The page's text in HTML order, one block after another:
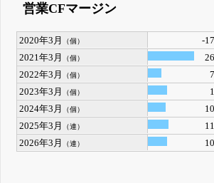
営業CFマージン
2020年3月 （個）
-
2021年3月
（個）
2022年3月
（個）
2023年3月
（個）
2024年3月
（個）
2025年3月
（連）
2026年3月
（連）